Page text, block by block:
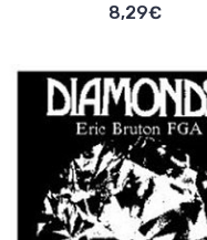
8,29€